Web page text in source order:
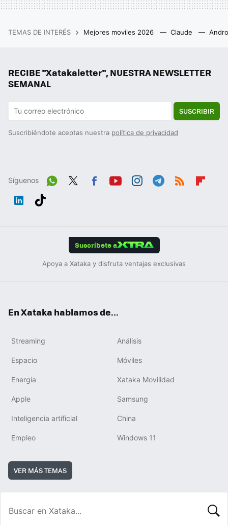
TEMAS DE INTERÉS Mejores moviles 2026 Claude
RECIBE "Xatakaletter", NUESTRA NEWSLETTER
SEMANAL
SUSCRIBIR
Suscribiéndote aceptas nuestra política de privacidad
Síguenos
Wh
Suscríbete a
Apoya a Xataka y disfruta ventajas exclusivas
En Xataka hablamos de...
Streaming Análisis
Espacio Móviles
Energía Xataka Movilidad
Apple Samsung
Inteligencia artificial China
Empleo Windows 11
VER MÁS TEMAS